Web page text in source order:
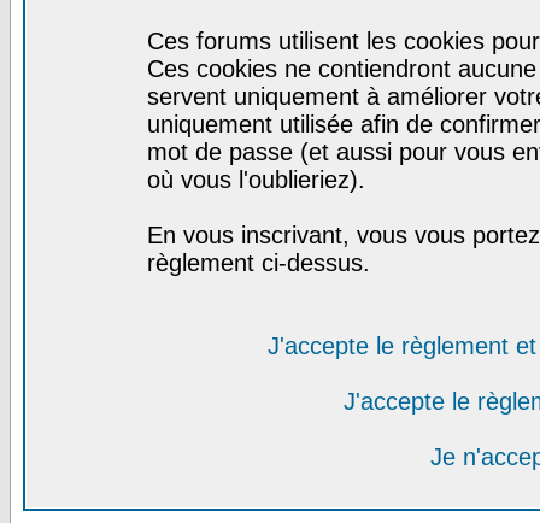
Ces forums utilisent les cookies
Ces cookies ne contiendront
servent uniquement à améliorer
uniquement utilisée afin de
mot de passe (et aussi pour vous
où vous l'oublieriez).
En vous inscrivant, vous vous
règlement ci-dessus.
J'accepte le règlement
J'accepte le
Je